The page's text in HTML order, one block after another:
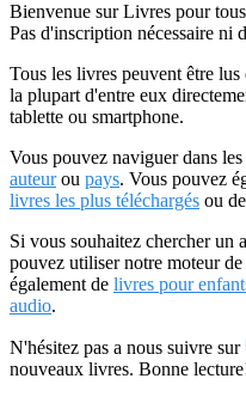
Bienvenue sur Livres pour
Pas d'inscription nécessaire ni
Tous les livres peuvent être
la plupart d'entre eux
tablette ou smartphone.
Vous pouvez naviguer dans les
auteurou pays. Vous pouvez
livres les plus téléchargés ou
Si vous souhaitez chercher un
pouvez utiliser notre moteur
également de livres pour
audio.
N'hésitez pas a nous suivre sur
nouveaux livres. Bonne